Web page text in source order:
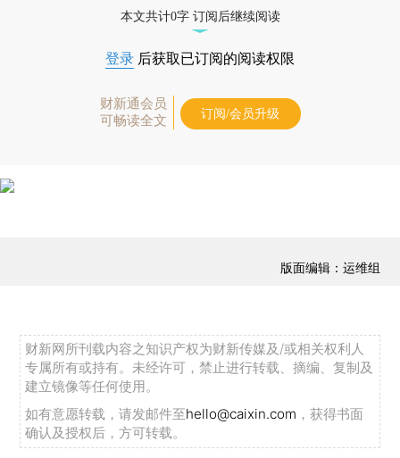
本文共计0字 订阅后继续阅读
登录 后获取已订阅的阅读权限
财新通会员
可畅读全文
订阅/会员升级
版面编辑：运维组
财新网所刊载内容之知识产权为财新传媒及/或相关权利人
专属所有或持有。未经许可，禁止进行转载、摘编、复制及
建立镜像等任何使用。
如有意愿转载，请发邮件至hello@caixin.com ，获得书面
确认及授权后，方可转载。